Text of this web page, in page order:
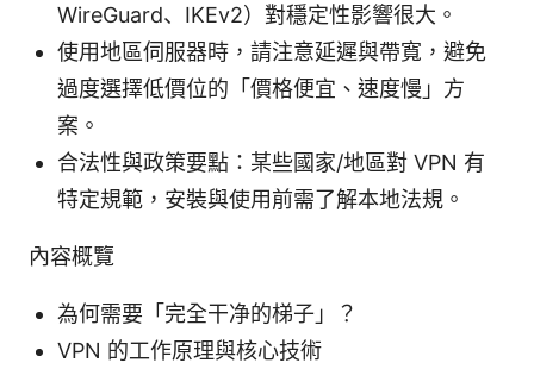
WireGuard、IKEv2）對穩定性影響很大。
使用地區伺服器時，請注意延遲與帶寬，避免
過度選擇低價位的「價格便宜、速度慢」方
案。
合法性與政策要點：某些國家/地區對 VPN 有
特定規範，安裝與使用前需了解本地法規。
內容概覽
為何需要「完全干净的梯子」？
VPN 的工作原理與核心技術